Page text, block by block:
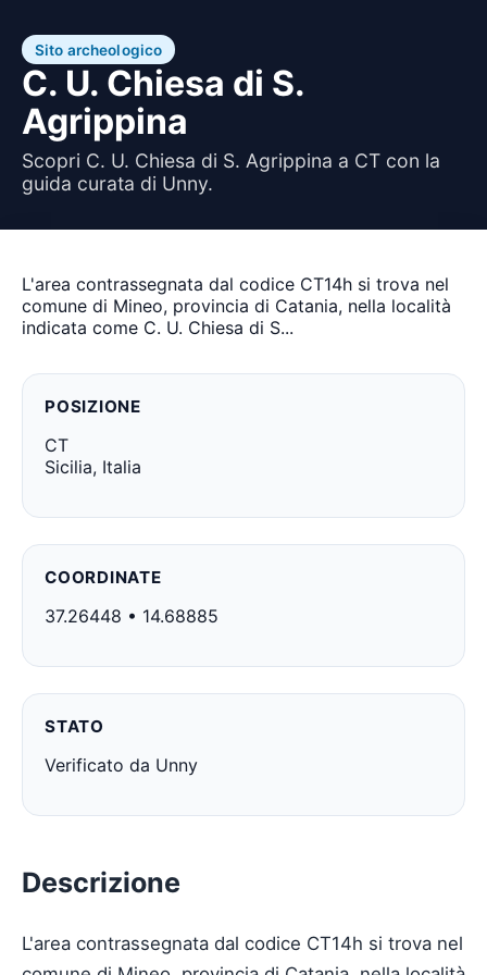
Sito archeologico
C. U. Chiesa di S.
Agrippina
Scopri C. U. Chiesa di S. Agrippina a CT con la
guida curata di Unny.
L'area contrassegnata dal codice CT14h si trova nel
comune di Mineo, provincia di Catania, nella località
indicata come C. U. Chiesa di S...
POSIZIONE
CT
Sicilia, Italia
COORDINATE
37.26448 • 14.68885
STATO
Verificato da Unny
Descrizione
L'area contrassegnata dal codice CT14h si trova nel